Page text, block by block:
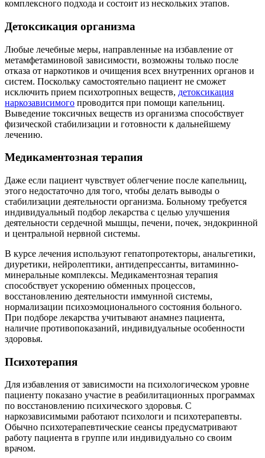
комплексного подхода и состоит из нескольких этапов.
Детоксикация организма
Любые лечебные меры, направленные на избавление от
метамфетаминовой зависимости, возможны только после
отказа от наркотиков и очищения всех внутренних органов и
систем. Поскольку самостоятельно пациент не сможет
исключить прием психотропных веществ, детоксикация
наркозависимого проводится при помощи капельниц.
Выведение токсичных веществ из организма способствует
физической стабилизации и готовности к дальнейшему
лечению.
Медикаментозная терапия
Даже если пациент чувствует облегчение после капельниц,
этого недостаточно для того, чтобы делать выводы о
стабилизации деятельности организма. Больному требуется
индивидуальный подбор лекарства с целью улучшения
деятельности сердечной мышцы, печени, почек, эндокринной
и центральной нервной системы.
В курсе лечения используют гепатопротекторы, анальгетики,
диуретики, нейролептики, антидепрессанты, витаминно-
минеральные комплексы. Медикаментозная терапия
способствует ускорению обменных процессов,
восстановлению деятельности иммунной системы,
нормализации психоэмоционального состояния больного.
При подборе лекарства учитывают анамнез пациента,
наличие противопоказаний, индивидуальные особенности
здоровья.
Психотерапия
Для избавления от зависимости на психологическом уровне
пациенту показано участие в реабилитационных программах
по восстановлению психического здоровья. С
наркозависимыми работают психологи и психотерапевты.
Обычно психотерапевтические сеансы предусматривают
работу пациента в группе или индивидуально со своим
врачом.